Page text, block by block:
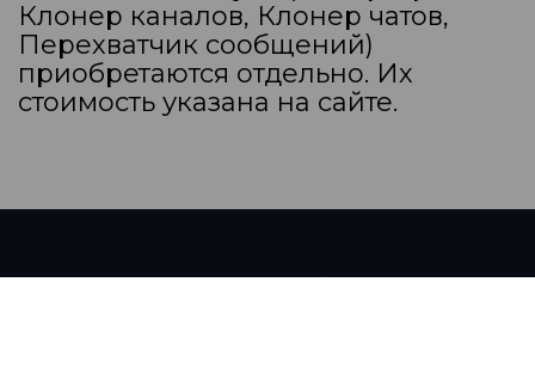
Клонер каналов, Клонер чатов,
Перехватчик сообщений)
приобретаются отдельно. Их
стоимость указана на сайте.
Сделано с Любовью!